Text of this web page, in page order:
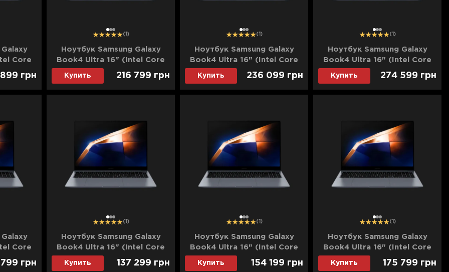
Core
RTX
грн
12 3 (1)
Ноутбук Samsung Galaxy
Book4 Ultra 16" (Intel Core
Ultra 9/32GB/4TB (SSD)/RTX
4070) (NP960XGL-XG4US)
(Standard)
Купить 216 799 грн
12 3 (1)
Ноутбук Samsung Galaxy
Book4 Ultra 16" (Intel Core
Ultra 9/32GB/6TB (SSD)/RTX
4070) (NP960XGL-XG5US)
(Standard)
Купить 236 099 грн
12 3 (1)
Ноутбук Samsung Galaxy
Book4 Ultra 16" (Intel Core
Ultra 9/32GB/8TB (SSD)/RTX
4070) (NP960XGL-XG6US)
(Standard)
Купить 274 599 грн
Core
RTX
799 грн
12 3 (1)
Ноутбук Samsung Galaxy
Book4 Ultra 16" (Intel Core
Ultra 7/16GB/2TB (SSD)/RTX
4050) (NP960XGL-XG7US)
Купить 137 299 грн
12 3 (1)
Ноутбук Samsung Galaxy
Book4 Ultra 16" (Intel Core
Ultra 7/16GB/4TB (SSD)/RTX
4050) (NP960XGL-XG8US)
Купить 154 199 грн
12 3 (1)
Ноутбук Samsung Galaxy
Book4 Ultra 16" (Intel Core
Ultra 7/16GB/6TB (SSD)/RTX
4050) (NP960XGL-XG9US)
Купить 175 799 грн